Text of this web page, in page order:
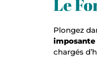
Le
Plongez
imposante
chargés